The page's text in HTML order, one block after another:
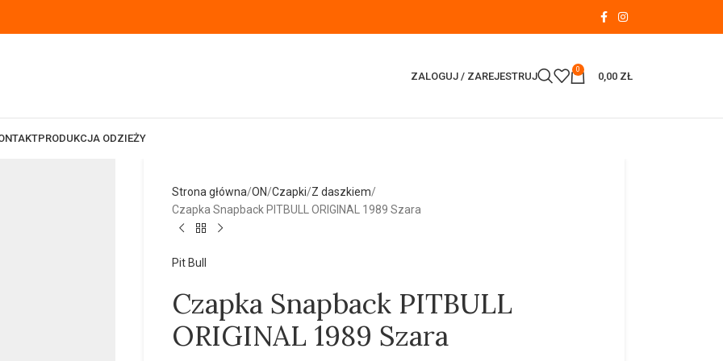
ZALOGUJ / ZAREJESTRUJ
0
0,00 ZŁ
PRODUKCJA ODZIEŻY
Strona główna ON Czapki Z daszkiem
Czapka Snapback PITBULL ORIGINAL 1989 Szara
Pit Bull
Czapka Snapback PITBULL
ORIGINAL 1989 Szara